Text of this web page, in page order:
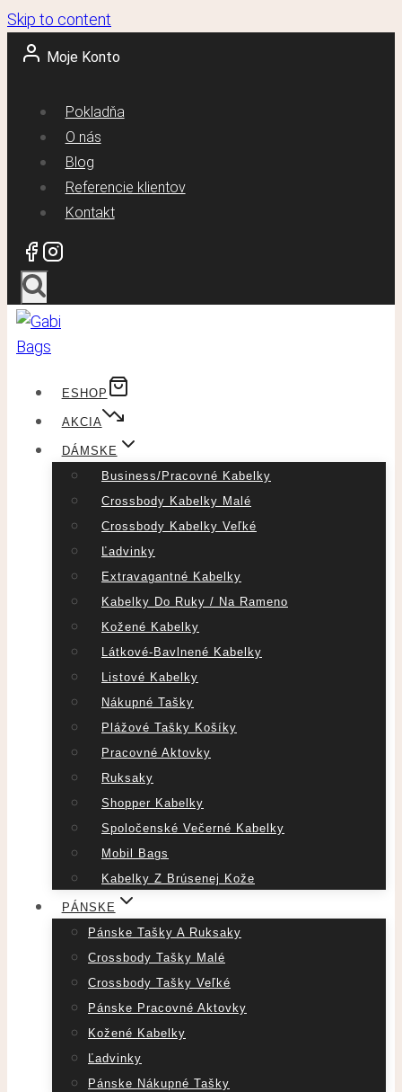
Skip to content
Moje Konto
Pokladňa
O nás
Blog
Referencie klientov
Kontakt
ESHOP
AKCIA
DÁMSKE
Business/pracovné Kabelky
Crossbody Kabelky Malé
Crossbody Kabelky Veľké
Ľadvinky
Extravagantné Kabelky
Kabelky Do Ruky / Na Rameno
Kožené Kabelky
Látkové-Bavlnené Kabelky
Listové Kabelky
Nákupné Tašky
Plážové Tašky Košíky
Pracovné Aktovky
Ruksaky
Shopper Kabelky
Spoločenské Večerné Kabelky
Mobil Bags
Kabelky Z Brúsenej Kože
PÁNSKE
Pánske Tašky A Ruksaky
Crossbody Tašky Malé
Crossbody Tašky Veľké
Pánske Pracovné Aktovky
Kožené Kabelky
Ľadvinky
Pánske Nákupné Tašky